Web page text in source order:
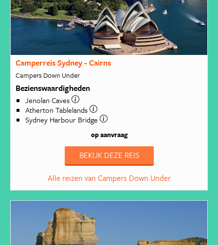
Camperreis Sydney - Cairns
Campers Down Under
Bezienswaardigheden
Jenolan Caves
Atherton Tablelands
Sydney Harbour Bridge
op aanvraag
BEKIJK DEZE REIS
Alle reizen van Campers Down Under